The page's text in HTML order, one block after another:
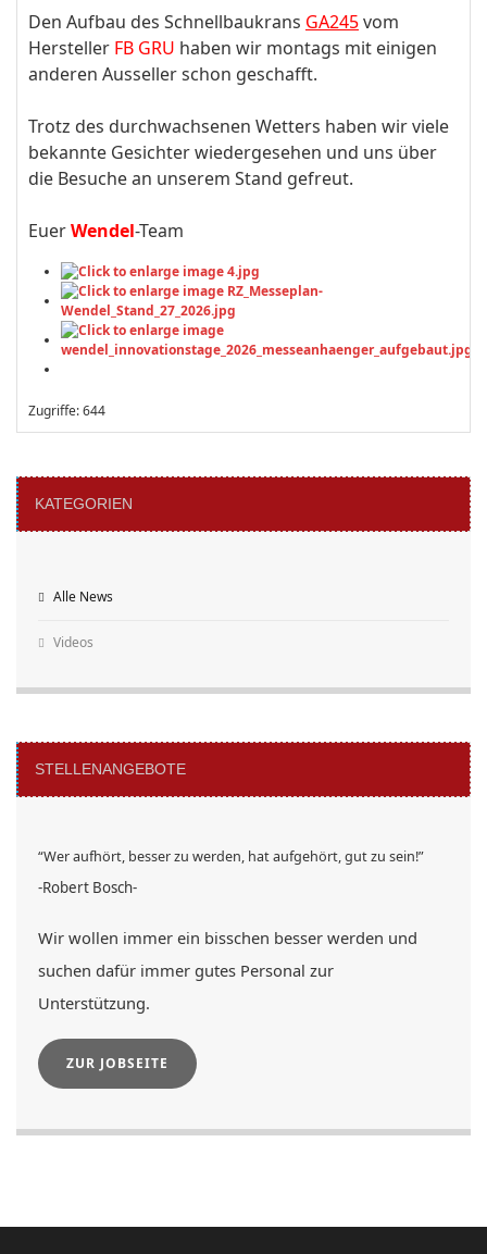
Den Aufbau des Schnellbaukrans GA245vom
Hersteller FB GRU haben wir montags mit einigen
anderen Ausseller schon geschafft.
Trotz des durchwachsenen Wetters haben wir viele
bekannte Gesichter wiedergesehen und uns über
die Besuche an unserem Stand gefreut.
EuerWendel-Team
Zugriffe: 644
KATEGORIEN
Alle News
Videos
STELLENANGEBOTE
“Wer aufhört, besser zu werden, hat aufgehört, gut zu sein!”
-Robert Bosch-
Wir wollen immer ein bisschen besser werden und
suchen dafür immer gutes Personal zur
Unterstützung.
ZUR JOBSEITE